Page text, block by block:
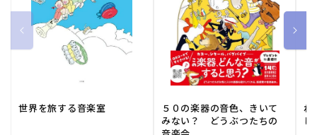
世界を旅する音楽室
５０の楽器の音色、きいて
みない？ どうぶつたちの
ね